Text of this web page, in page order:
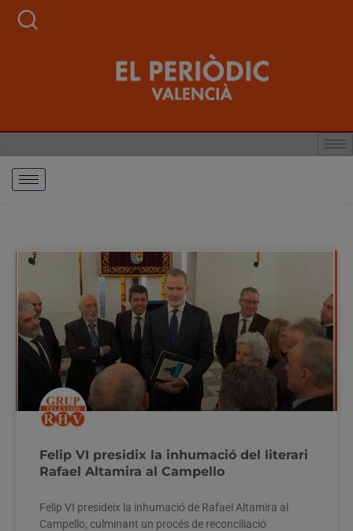
Felip VI presidix la inhumació del literari
Rafael Altamira al Campello
Felip VI presideix la inhumació de Rafael Altamira al
Campello, culminant un procés de reconciliació